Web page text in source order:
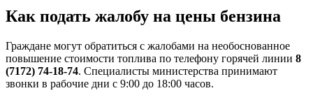
Как подать жалобу на цены бензина
Граждане могут обратиться с жалобами на необоснованное
повышение стоимости топлива по телефону горячей линии 8
(7172) 74-18-74. Специалисты министерства принимают
звонки в рабочие дни с 9:00 до 18:00 часов.